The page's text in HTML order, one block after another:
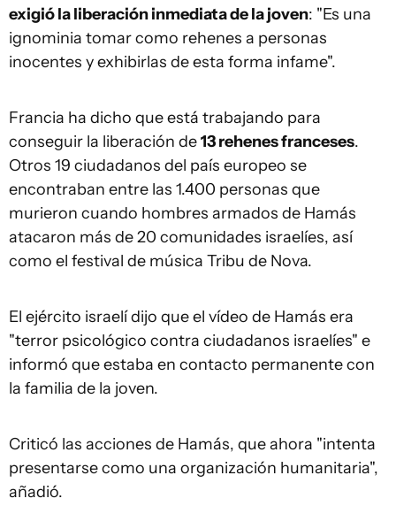
exigió la liberación inmediata de la joven: "Es una
ignominia tomar como rehenes a personas
inocentes y exhibirlas de esta forma infame".
Francia ha dicho que está trabajando para
conseguir la liberación de13 rehenes franceses.
Otros 19 ciudadanos del país europeo se
encontraban entre las 1.400 personas que
murieron cuando hombres armados de Hamás
atacaron más de 20 comunidades israelíes, así
como el festival de música Tribu de Nova.
El ejército israelí dijo que el vídeo de Hamás era
"terror psicológico contra ciudadanos israelíes" e
informó que estaba en contacto permanente con
la familia de la joven.
Criticó las acciones de Hamás, que ahora "intenta
presentarse como una organización humanitaria",
añadió.